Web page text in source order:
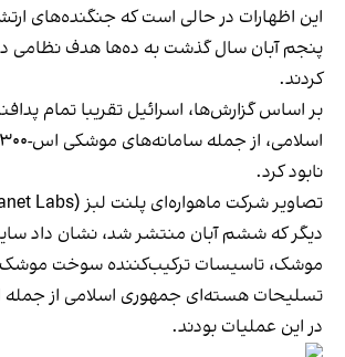
این اظهارات در حالی است که جنگنده‌های
پنجم آبان سال گذشت به ده‌ها هدف نظامی
کردند.
بر اساس گزارش‌ها، اسرائیل تقریبا تمام
اسلامی
نابود کرد.
دیگر که ششم آبان منتشر شد، نشان داد
موشک، تاسیسات ترکیب‌کننده سوخت موشک
تسلیحات هسته‌ای جمهوری اسلامی از جمله
در این عملیات بودند.